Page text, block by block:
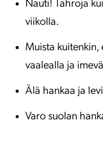
Nauti! Tahroja
viikolla.
Muista kuitenkin,
vaalealla ja
Älä hankaa ja
Varo suolan